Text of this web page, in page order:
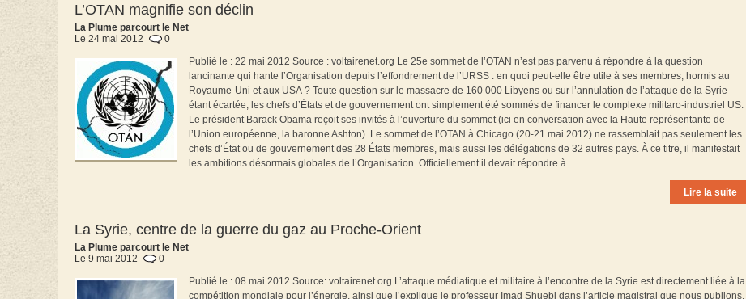
L’OTAN magnifie son déclin
La Plume parcourt le Net
Le 24 mai 2012
0
Publié le : 22 mai 2012 Source : voltairenet.org Le 25e sommet de l’OTAN n’est pas parvenu à répondre à la question
lancinante qui hante l’Organisation depuis l’effondrement de l’URSS : en quoi peut-elle être utile à ses membres, hormis au
Royaume-Uni et aux USA ? Toute question sur le massacre de 160 000 Libyens ou sur l’annulation de l’attaque de la Syrie
étant écartée, les chefs d’États et de gouvernement ont simplement été sommés de financer le complexe militaro-industriel US.
Le président Barack Obama reçoit ses invités à l’ouverture du sommet (ici en conversation avec la Haute représentante de
l’Union européenne, la baronne Ashton). Le sommet de l’OTAN à Chicago (20-21 mai 2012) ne rassemblait pas seulement les
chefs d’État ou de gouvernement des 28 États membres, mais aussi les délégations de 32 autres pays. À ce titre, il manifestait
les ambitions désormais globales de l’Organisation. Officiellement il devait répondre à...
Lire la suite
La Syrie, centre de la guerre du gaz au Proche-Orient
La Plume parcourt le Net
Le 9 mai 2012
0
Publié le : 08 mai 2012 Source: voltairenet.org L’attaque médiatique et militaire à l’encontre de la Syrie est directement liée à la
compétition mondiale pour l’énergie, ainsi que l’explique le professeur Imad Shuebi dans l’article magistral que nous publions.